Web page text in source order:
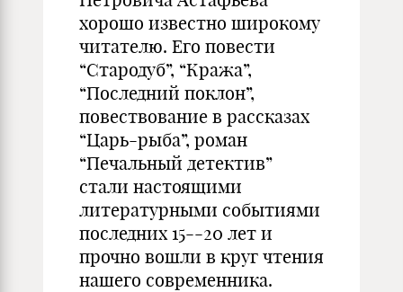
хорошо известно широкому
читателю. Его повести
“Стародуб”, “Кража”,
“Последний поклон”,
повествование в рассказах
“Царь-рыба”, роман
“Печальный детектив”
стали настоящими
литературными событиями
последних 15--20 лет и
прочно вошли в круг чтения
нашего современника.